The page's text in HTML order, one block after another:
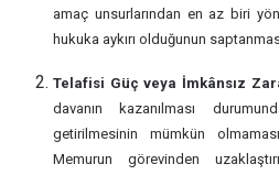
amaç unsurlarından en az biri
hukuka aykırı olduğunun
Telafisi Güç veya İmkânsız
davanın kazanılması
getirilmesinin mümkün
Memurun görevinden